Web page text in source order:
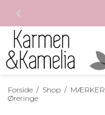
Forside / Shop / MÆRKER
Øreringe